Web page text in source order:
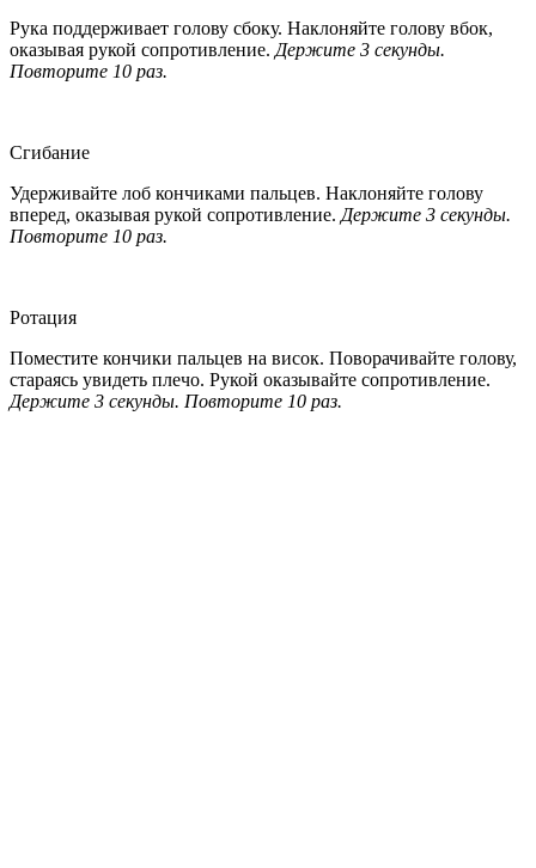
Рука поддерживает голову сбоку. Наклоняйте голову вбок,
оказывая рукой сопротивление. Держите 3 секунды.
Повторите 10 раз.
Сгибание
Удерживайте лоб кончиками пальцев. Наклоняйте голову
вперед, оказывая рукой сопротивление. Держите 3 секунды.
Повторите 10 раз.
Ротация
Поместите кончики пальцев на висок. Поворачивайте голову,
стараясь увидеть плечо. Рукой оказывайте сопротивление.
Держите 3 секунды. Повторите 10 раз.